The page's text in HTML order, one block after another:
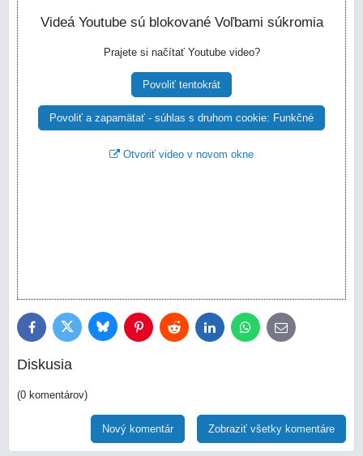
Videá Youtube sú blokované Voľbami súkromia
Prajete si načítať Youtube video?
Povoliť tentokrát
Povoliť a zapamätať - súhlas s druhom cookie: Funkčné
Otvoriť video v novom okne
FacebookTwitter BlueskyPinterestReddit LinkedInWhatsApp
E-
mail
Diskusia
(0 komentárov)
Zobraziť všetky komentáre
Nový komentár